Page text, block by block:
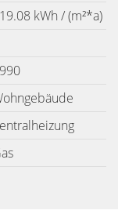
kWh / (m²*a)